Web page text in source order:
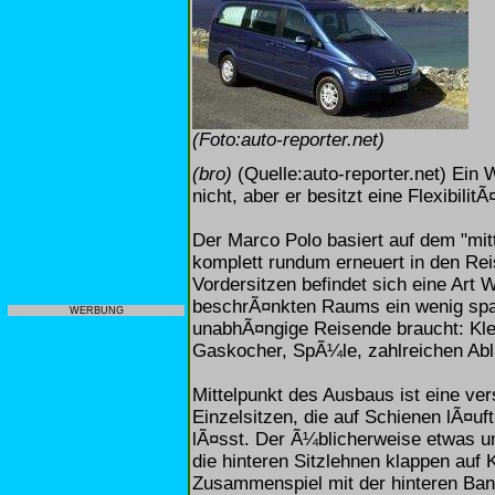
WERBUNG
(Foto:auto-reporter.net)
(bro) (Quelle:auto-reporter.net) Ein
nicht, aber er besitzt eine
Der Marco Polo basiert auf dem
komplett rundum erneuert in den
Vordersitzen befindet sich eine Art
beschrÃ¤nkten Raums ein wenig
unabhÃ¤ngige Reisende braucht:
Gaskocher, SpÃ¼le, zahlreichen
Mittelpunkt des Ausbaus ist eine
Einzelsitzen, die auf Schienen
lÃ¤sst. Der Ã¼blicherweise etwas
die hinteren Sitzlehnen klappen auf
Zusammenspiel mit der hinteren